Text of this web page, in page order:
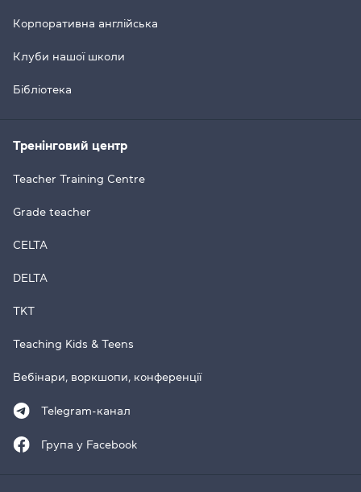
Корпоративна англійська
Клуби нашої школи
Бібліотека
Тренінговий центр
Teacher Training Centre
Grade teacher
CELTA
DELTA
TKT
Teaching Kids & Teens
Вебінари, воркшопи, конференції
Telegram-канал
Група у Facebook